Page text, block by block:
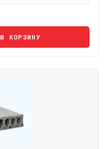
В КОРЗИНУ